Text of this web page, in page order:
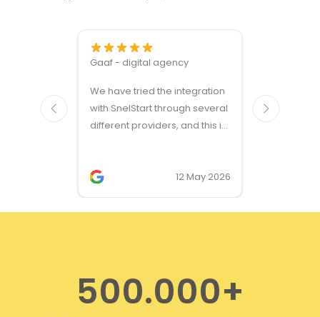
Gaaf - digital agency
We have tried the integration
with SnelStart through several
different providers, and this is
two occasions, and it was
provided quickly and
professionally. We do
12 May 2026
modules
500.000+